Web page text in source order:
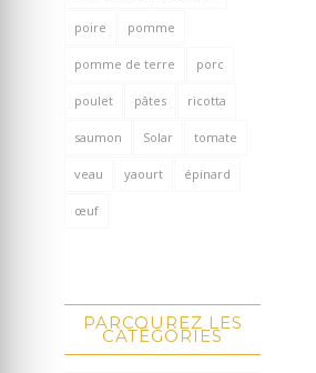
poire pomme
pomme de terre porc
poulet pâtes ricotta
saumon Solar tomate
veau yaourt épinard
œuf
PARCOUREZ LES
CATÉGORIES